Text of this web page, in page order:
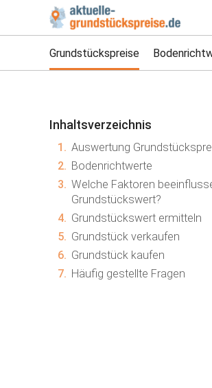
Grundstückspreise
Inhaltsverzeichnis
1. Auswertung
2. Bodenrichtwerte
3. Welche Faktoren
Grundstückswert?
4. Grundstückswert ermitteln
5. Grundstück verkaufen
6. Grundstück kaufen
7. Häufig gestellte Fragen